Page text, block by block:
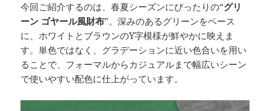
今回ご紹介するのは、春夏シーズンにぴったりの“グリ
ーン ゴヤール風財布”。深みのあるグリーンをベース
に、ホワイトとブラウンのY字模様が鮮やかに映えま
す。単色ではなく、グラデーションに近い色合いを用い
ることで、フォーマルからカジュアルまで幅広いシーン
で使いやすい配色に仕上がっています。